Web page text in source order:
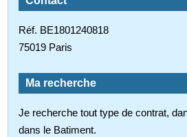
Réf. BE1801240818
75019 Paris
Ma recherche
Je recherche tout type de contrat,
dans le Batiment.